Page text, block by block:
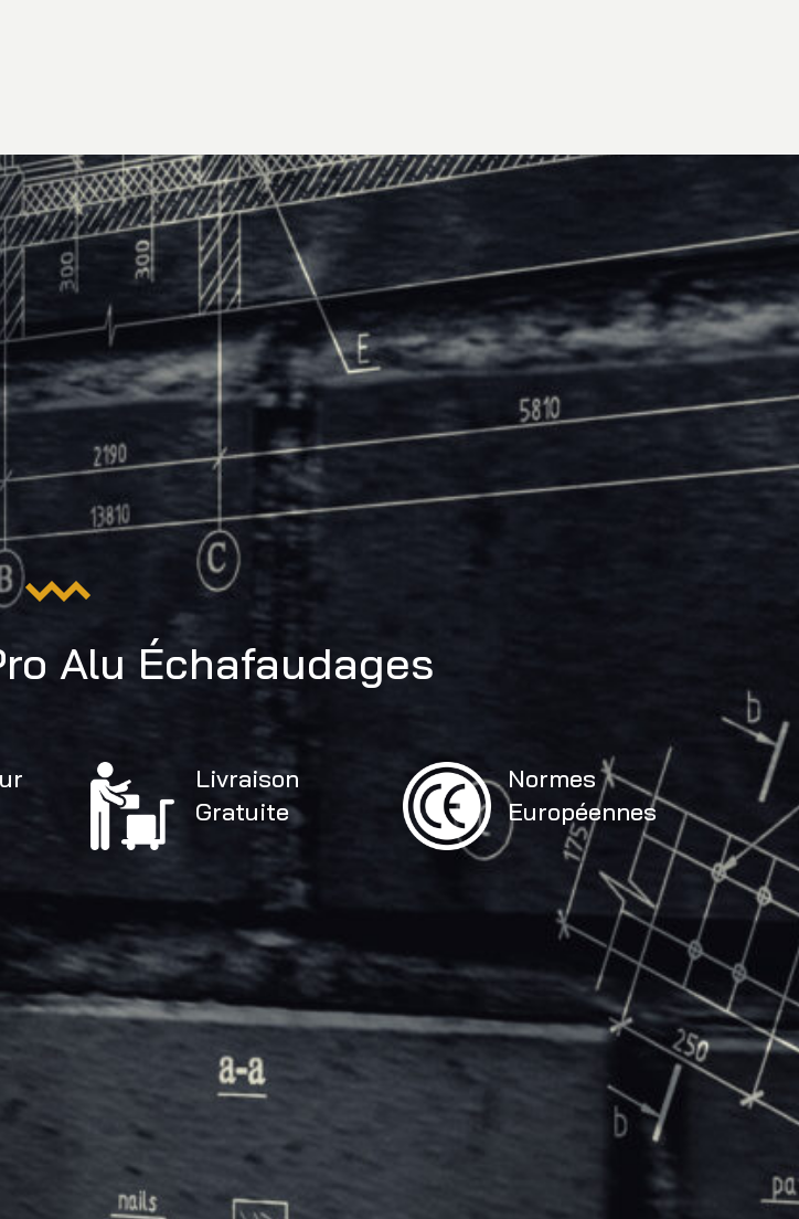
Alu Échafaudages
Livraison
Gratuite
Normes
Européennes